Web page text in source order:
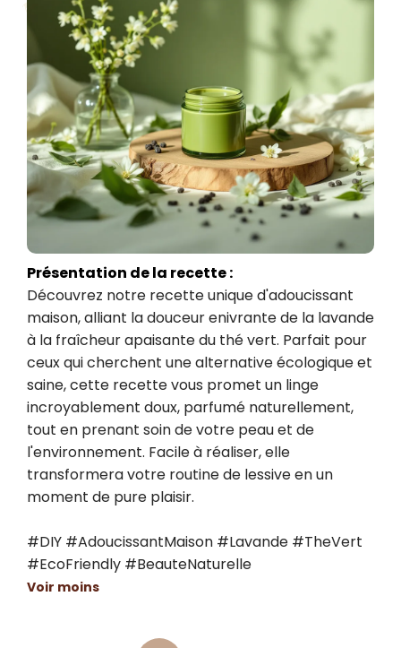
Présentation de la recette :
Découvrez notre recette unique d'adoucissant
maison, alliant la douceur enivrante de la lavande
à la fraîcheur apaisante du thé vert. Parfait pour
ceux qui cherchent une alternative écologique et
saine, cette recette vous promet un linge
incroyablement doux, parfumé naturellement,
tout en prenant soin de votre peau et de
l'environnement. Facile à réaliser, elle
transformera votre routine de lessive en un
moment de pure plaisir.
#DIY #AdoucissantMaison #Lavande #TheVert
#EcoFriendly #BeauteNaturelle
Voir moins